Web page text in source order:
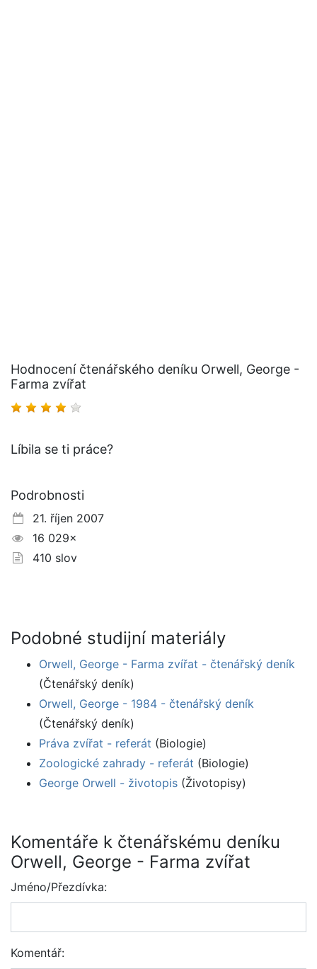
Hodnocení čtenářského deníku Orwell, George -
Farma zvířat
Líbila se ti práce?
Podrobnosti
21. říjen 2007
16 029×
410 slov
Podobné studijní materiály
Orwell, George - Farma zvířat - čtenářský deník
(Čtenářský deník)
Orwell, George - 1984 - čtenářský deník
(Čtenářský deník)
Práva zvířat - referát (Biologie)
Zoologické zahrady - referát (Biologie)
George Orwell - životopis (Životopisy)
Komentáře k čtenářskému deníku
Orwell, George - Farma zvířat
Jméno/Přezdívka:
Komentář: